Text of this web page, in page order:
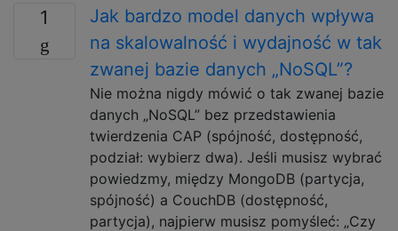
1
Jak bardzo model danych wpływa
na skalowalność i wydajność w tak
zwanej bazie danych „NoSQL”?
Nie można nigdy mówić o tak zwanej bazie
danych „NoSQL” bez przedstawienia
twierdzenia CAP (spójność, dostępność,
podział: wybierz dwa). Jeśli musisz wybrać
powiedzmy, między MongoDB (partycja,
spójność) a CouchDB (dostępność,
partycja), najpierw musisz pomyśleć: „Czy